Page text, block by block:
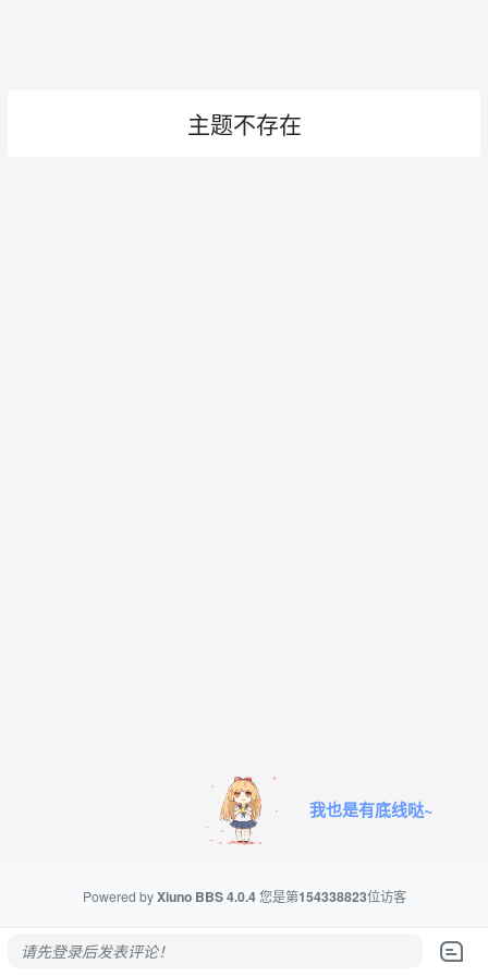
主题不存在
我也是有底线哒~
Powered byXiuno BBS4.0.4 您是第154338823位访客
请先登录后发表评论！